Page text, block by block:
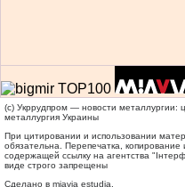
(c) Укррудпром — новости металлургии:
металлургия Украины
При цитировании и использовании
обязательна. Перепечатка,
содержащей ссылку на агентства
виде строго запрещены
Сделано в miavia estudia.